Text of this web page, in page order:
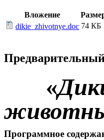
Вложение
dikie_zhivotnye.doc 74 КБ
«
Программное